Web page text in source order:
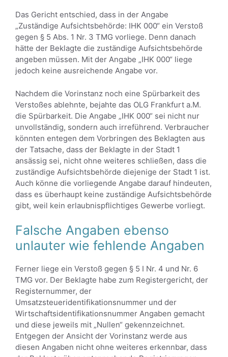
Das Gericht entschied, dass in der Angabe
„Zuständige Aufsichtsbehörde: IHK 000“ ein Verstoß
gegen § 5 Abs. 1 Nr. 3 TMG vorliege. Denn danach
hätte der Beklagte die zuständige Aufsichtsbehörde
angeben müssen. Mit der Angabe „IHK 000“ liege
jedoch keine ausreichende Angabe vor.
Nachdem die Vorinstanz noch eine Spürbarkeit des
Verstoßes ablehnte, bejahte das OLG Frankfurt a.M.
die Spürbarkeit. Die Angabe „IHK 000“ sei nicht nur
unvollständig, sondern auch irreführend. Verbraucher
könnten entegen dem Vorbringen des Beklagten aus
der Tatsache, dass der Beklagte in der Stadt 1
ansässig sei, nicht ohne weiteres schließen, dass die
zuständige Aufsichtsbehörde diejenige der Stadt 1 ist.
Auch könne die vorliegende Angabe darauf hindeuten,
dass es überhaupt keine zuständige Aufsichtsbehörde
gibt, weil kein erlaubnispflichtiges Gewerbe vorliegt.
Falsche Angaben ebenso
unlauter wie fehlende Angaben
Ferner liege ein Verstoß gegen § 5 I Nr. 4 und Nr. 6
TMG vor. Der Beklagte habe zum Registergericht, der
Registernummer, der
Umsatzsteueridentifikationsnummer und der
Wirtschaftsidentifikationsnummer Angaben gemacht
und diese jeweils mit „Nullen“ gekennzeichnet.
Entgegen der Ansicht der Vorinstanz werde aus
diesen Angaben nicht ohne weiteres erkennbar, dass